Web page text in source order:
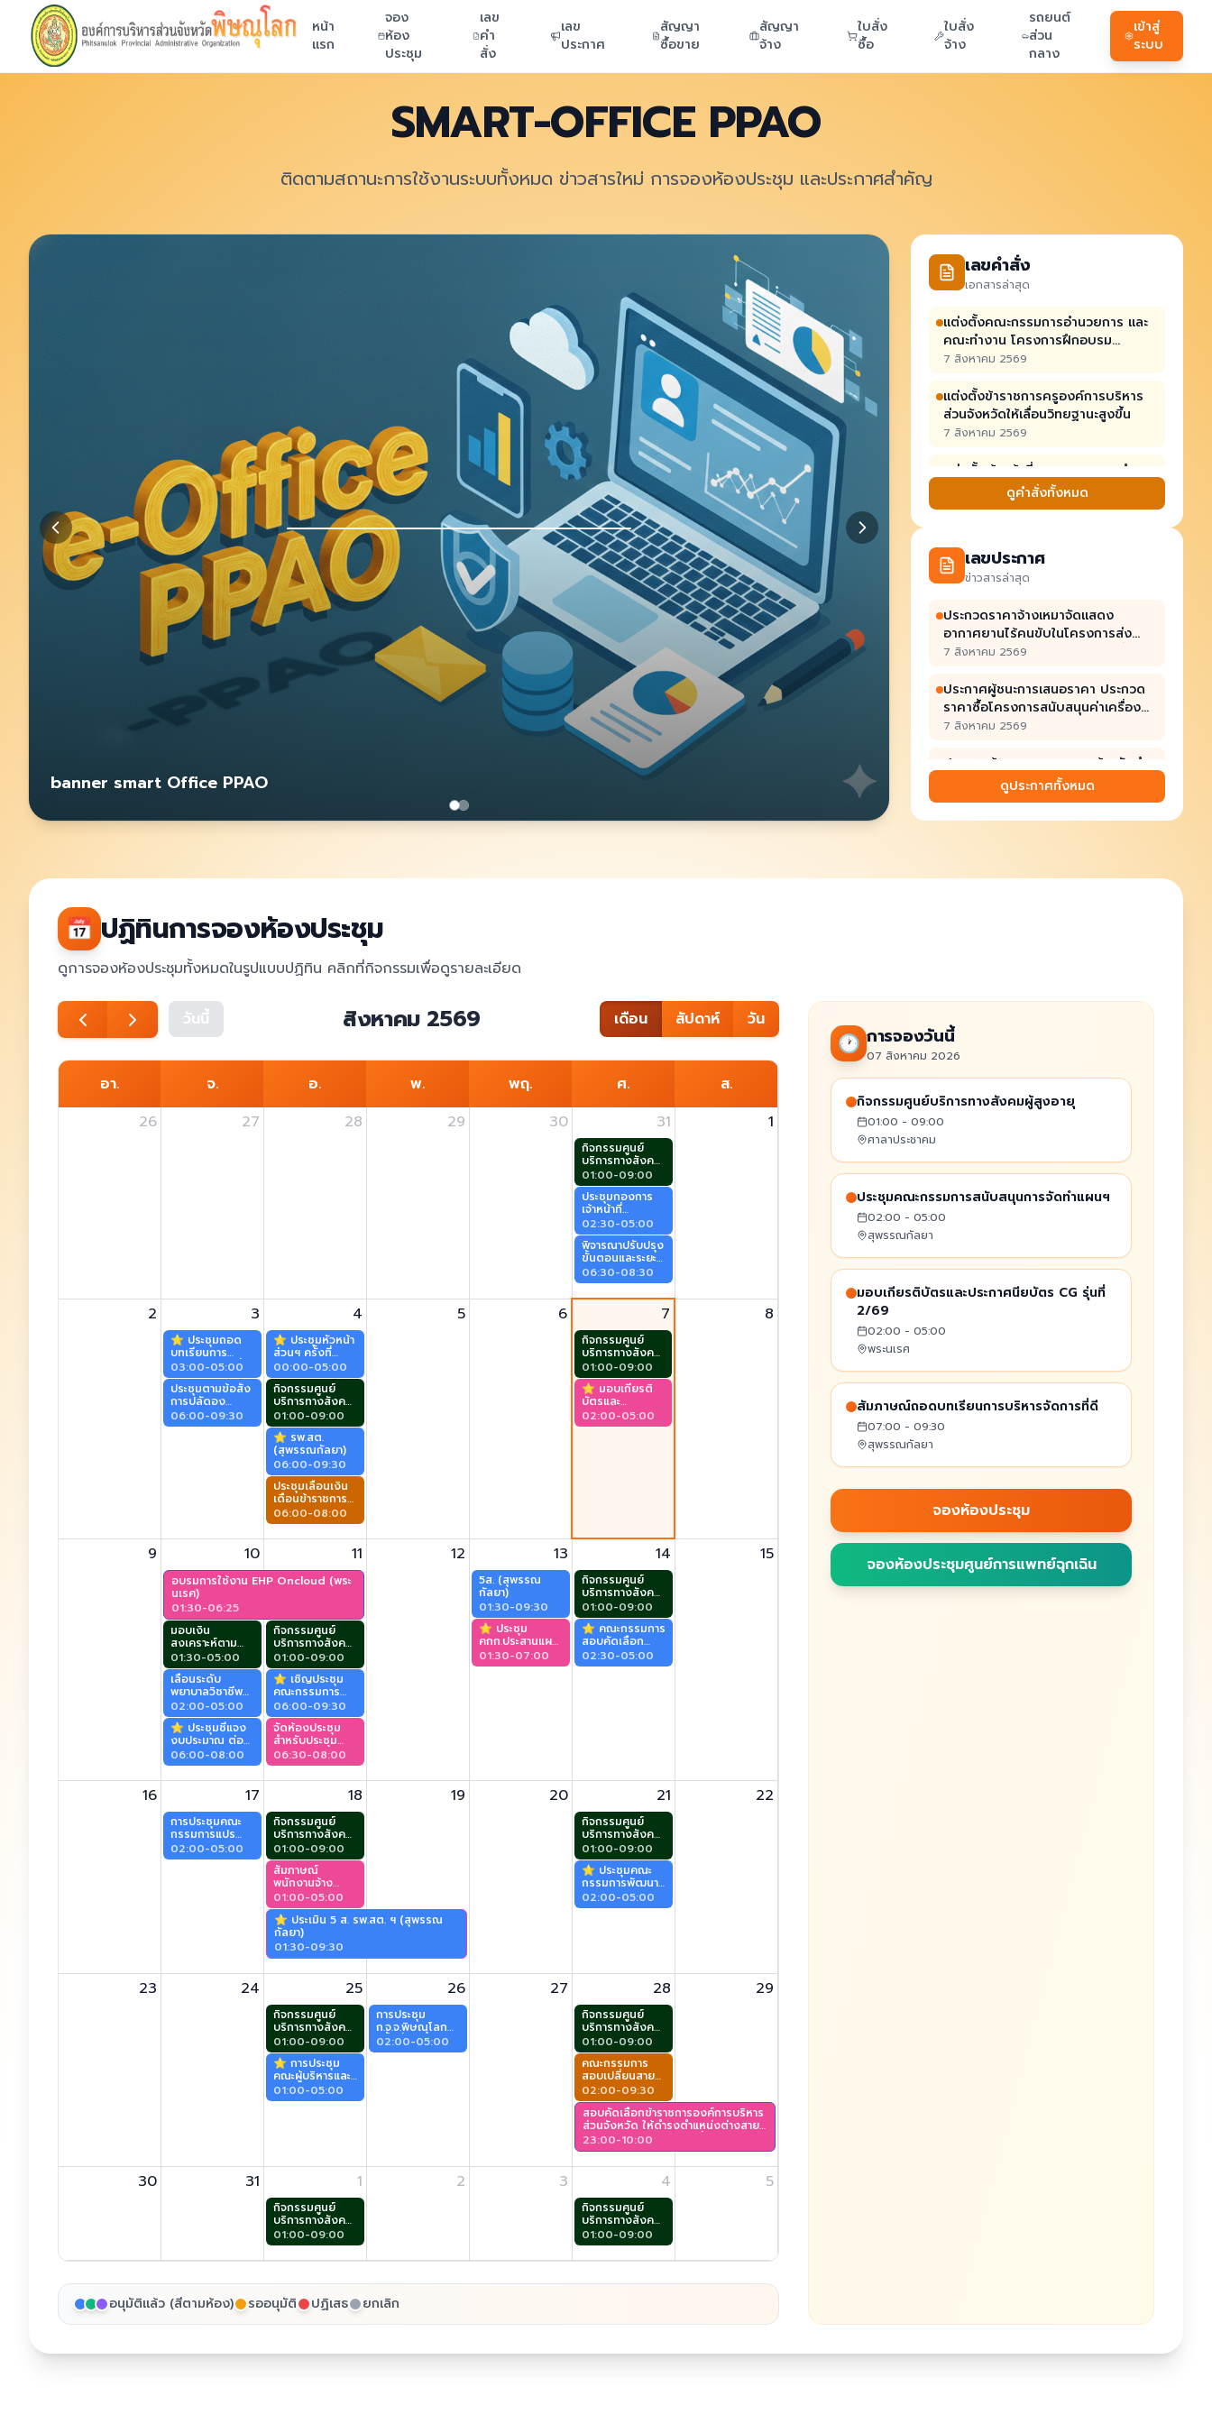
หน้า
แรก
จอง
ห้อง
ประชุม
เลข
คำ
สั่ง
เลข
ประกาศ
สัญญา
ซื้อขาย
สัญญา
จ้าง
ใบสั่ง
ซื้อ
ใบสั่ง
จ้าง
รถยนต์
ส่วน
กลาง
เข้าสู่
ระบบ
SMART-OFFICE PPAO
ติดตามสถานะการใช้งานระบบทั้งหมด ข่าวสารใหม่ การจองห้องประชุม และประกาศสำคัญ
banner smart Office PPAO
เลขคำสั่ง
เอกสารล่าสุด
แต่งตั้งคณะกรรมการอำนวยการ และ
คณะทำงาน โครงการฝึกอบรม
“สัมมนาศึกษาดูงานด้านสิ่งแวดล้อม”
7 สิงหาคม 2569
แต่งตั้งข้าราชการครูองค์การบริหาร
ส่วนจังหวัดให้เลื่อนวิทยฐานะสูงขึ้น
7 สิงหาคม 2569
แต่งตั้งเจ้าหน้าที่ตรวจสอบความชำรุด
บกพร่องของงานจ้าง
7 สิงหาคม 2569
แต่งตั้งเจ้าหน้าที่ตรวจสอบความชำรุด
บกพร่องของงานจ้าง
7 สิงหาคม 2569
แต่งตั้งคณะกรรมการตรวจรับพัสดุ
สำหรับจ้างเหมารื้อถอนพร้อมติดตั้ง
และบำรุงรักษาเครื่องปรับอากาศ
ประวัติศาสตร์พระราชวังจันทน์
7 สิงหาคม 2569
ดูคำสั่งทั้งหมด
เลขประกาศ
ข่าวสารล่าสุด
ประกวดราคาจ้างเหมาจัดแสดง
อากาศยานไร้คนขับในโครงการส่ง
เสริมและประชาสัมพันธ์การท่องเที่ยว
อากาศยานไร้คนขับ "น่านนทีราช
ศรัทธา Nan River of Glory" ด้วยวิธี
ประกวดราคาอิเล็กทรอนิกส์ (e-
7 สิงหาคม 2569
ประกาศผู้ชนะการเสนอราคา ประกวด
ราคาซื้อโครงการสนับสนุนค่าเครื่อง
แบบนักเรียน จำนวน 11 รายการ ด้วย
bidding)
7 สิงหาคม 2569
ประกาศผู้ชนะการเสนอราคาจ้างจัดทำ
ป้ายแสดงตนสำหรับบุคลากรของ
อบจ.พล
7 สิงหาคม 2569
ดูประกาศทั้งหมด
📅 ปฏิทินการจองห้องประชุม
ดูการจองห้องประชุมทั้งหมดในรูปแบบปฏิทิน คลิกที่กิจกรรมเพื่อดูรายละเอียด
วันนี้ สิงหาคม 2569 เดือน สัปดาห์ วัน
อา. จ. อ. พ. พฤ. ศ.
ส.
26
27 28 29 30 31
กิจกรรมศูนย์
บริการทางสังคม
ผู้สูงอายุ (ศาลา
ประชาคม)
01:00-09:00
ประชุมกองการ
เจ้าหน้าที่
(สุพรรณกัลยา)
02:30-05:00
พิจารณาปรับปรุง
ขั้นตอนและระยะ
เวลาการปฏิบัติ
ราชการ เพื่อ
บริการประชาชน
06:30-08:30
1
2 3
⭐️ ประชุมถอด
บทเรียนการ
บริหารจัดการที่ดี
(สุพรรณกัลยา)
03:00-05:00
ประชุมตามข้อสั่ง
การปลัดอง
(สุพรรณกัลยา)
06:00-09:30
4
⭐️ ประชุมหัวหน้า
ส่วนฯ ครั้งที่
11/2569
(สุพรรณกัลยา)
00:00-05:00
กิจกรรมศูนย์
บริการทางสังคม
ผู้สูงอายุ (ศาลา
ประชาคม)
01:00-09:00
⭐️ รพ.สต.
(สุพรรณกัลยา)
06:00-09:30
ประชุมเลื่อนเงิน
เดือนข้าราชการ
ครู (เอกาทศรถ)
06:00-08:00
5 6 7
กิจกรรมศูนย์
บริการทางสังคม
ผู้สูงอายุ (ศาลา
ประชาคม)
01:00-09:00
⭐️ มอบเกียรติ
บัตรและ
ประกาศนียบัตร
CG รุ่นที่ 2/69
02:00-05:00
8
9 10
อบรมการใช้งาน EHP Oncloud (พระ
นเรศ)
01:30-06:25
มอบเงิน
สงเคราะห์ตาม
โครงการ
สงเคราะห์ผู้ป่วยที่
ยากไร้ (ศาลา
ประชาคม)
01:30-05:00
เลื่อนระดับ
พยาบาลวิชาชีพ
(สุพรรณกัลยา)
02:00-05:00
⭐️ ประชุมชี้แจง
งบประมาณ ต่อ
คณะกรรมาธิการ
วิสามัญพิจารณา
ร่างพระราช
จ่าย ประจำ
ปีงบประมาณ พ.ศ.
2570 สภาผู้แทน
ราษฎร (สุพรรณ
06:00-08:00
11
กิจกรรมศูนย์
บริการทางสังคม
ผู้สูงอายุ (ศาลา
ประชาคม)
01:00-09:00
⭐️ เชิญประชุม
คณะกรรมการ
อำนวยการจัดทำ
แผนจัดการความ
รู้ 4 ปี (พ.ศ.
2568-2571)
อบจ. ครั้งที่
1/2569
(สุพรรณกัลยา)
06:00-09:30
จัดห้องประชุม
สำหรับประชุม
คกก.ประสาน
แผนฯ ระดับ
จังหวัด (พระ
06:30-08:00
12 13
5ส. (สุพรรณ
กัลยา)
01:30-09:30
⭐️ ประชุม
คกก.ประสานแผน
พัฒนาท้องถิ่นฯ
ในระดับจังหวัด
01:30-07:00
14
กิจกรรมศูนย์
บริการทางสังคม
ผู้สูงอายุ (ศาลา
ประชาคม)
01:00-09:00
⭐️ คณะกรรมการ
สอบคัดเลือก
ข้าราชการ
องค์การบริหาร
วิชาการ
02:30-05:00
15
16 17
การประชุมคณะ
กรรมการแปร
ญัตติ (สุพรรณ
กัลยา)
02:00-05:00
18
กิจกรรมศูนย์
บริการทางสังคม
ผู้สูงอายุ (ศาลา
ประชาคม)
01:00-09:00
สัมภาษณ์
พนักงานจ้าง
(พระนเรศ)
01:00-05:00
⭐️ ประเมิน 5 ส. รพ.สต. ฯ (สุพรรณ
กัลยา)
01:30-09:30
19 20 21
กิจกรรมศูนย์
บริการทางสังคม
ผู้สูงอายุ (ศาลา
ประชาคม)
01:00-09:00
⭐️ ประชุมคณะ
กรรมการพัฒนา
อบจ. ร่วมกับ
ประชาคมท้องถิ่น
02:00-05:00
22
23 24 25
กิจกรรมศูนย์
บริการทางสังคม
ผู้สูงอายุ (ศาลา
ประชาคม)
01:00-09:00
⭐️ การประชุม
คณะผู้บริหารและ
หัวหน้าส่วน
ราชการ ครั้งที่
01:00-05:00
26
การประชุม
ก.จ.จ.พิษณุโลก
ครั้งที่ 8/2569
(สุพรรณกัลยา)
02:00-05:00
27 28
กิจกรรมศูนย์
บริการทางสังคม
ผู้สูงอายุ (ศาลา
ประชาคม)
01:00-09:00
คณะกรรมการ
สอบเปลี่ยนสาย
งาน (เอกาทศรถ)
02:00-09:30
สอบคัดเลือกข้าราชการองค์การบริหาร
ส่วนจังหวัด ให้ดำรงตำแหน่งต่างสาย
งาน จากสายงานประเภททั่วไปให้ดำรง
ตำแหน่งสายงานประเภทวิชาการ
ตำแหน่ง นักวิชาการสาธารณสุข ระดับ
ปฏิบัติการ (พระนเรศ)
23:00-10:00
29
30 31 1
กิจกรรมศูนย์
บริการทางสังคม
ผู้สูงอายุ (ศาลา
ประชาคม)
01:00-09:00
2 3 4
กิจกรรมศูนย์
บริการทางสังคม
ผู้สูงอายุ (ศาลา
ประชาคม)
01:00-09:00
5
อนุมัติแล้ว (สีตามห้อง) รออนุมัติ ปฏิเสธ ยกเลิก
🕐 การจองวันนี้
07 สิงหาคม 2026
กิจกรรมศูนย์บริการทางสังคมผู้สูงอายุ
01:00 - 09:00
ศาลาประชาคม
ประชุมคณะกรรมการสนับสนุนการจัดทำแผนฯ
02:00 - 05:00
สุพรรณกัลยา
มอบเกียรติบัตรและประกาศนียบัตร CG รุ่นที่
2/69
02:00 - 05:00
พระนเรศ
สัมภาษณ์ถอดบทเรียนการบริหารจัดการที่ดี
07:00 - 09:30
สุพรรณกัลยา
จองห้องประชุม
จองห้องประชุมศูนย์การแพทย์ฉุกเฉิน